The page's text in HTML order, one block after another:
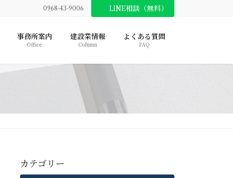
0968-43-9006 LINE相談（無料）
事務所案内
Office
建設業情報
Column
よくある質問
FAQ
カテゴリー